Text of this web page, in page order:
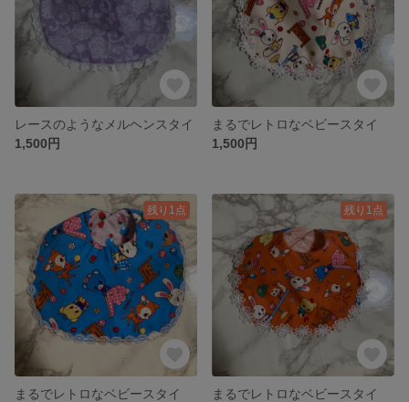
レースのようなメルヘンスタイ
1,500円
まるでレトロなベビースタイ
1,500円
残り1点
まるでレトロなベビースタイ
残り1点
まるでレトロなベビースタイ